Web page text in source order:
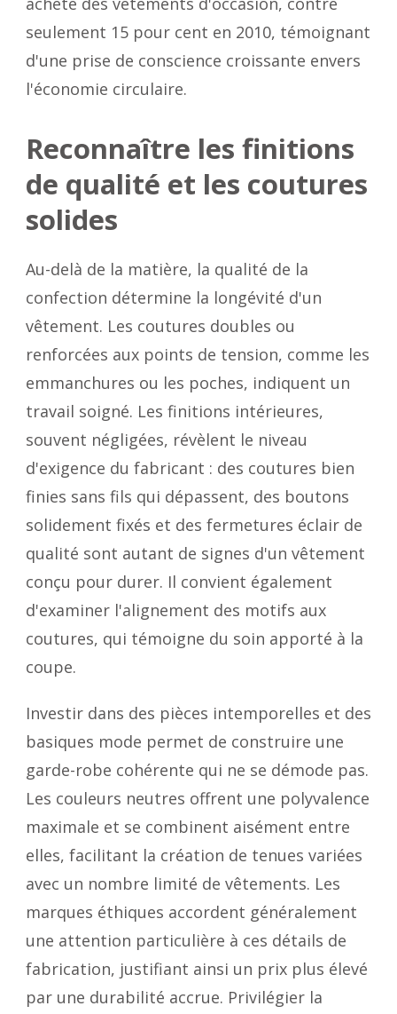
seulement 15 pour cent en 2010, témoignant
d'une prise de conscience croissante envers
l'économie circulaire.
Reconnaître les finitions
de qualité et les coutures
solides
Au-delà de la matière, la qualité de la
confection détermine la longévité d'un
vêtement. Les coutures doubles ou
renforcées aux points de tension, comme les
emmanchures ou les poches, indiquent un
travail soigné. Les finitions intérieures,
souvent négligées, révèlent le niveau
d'exigence du fabricant : des coutures bien
finies sans fils qui dépassent, des boutons
solidement fixés et des fermetures éclair de
qualité sont autant de signes d'un vêtement
conçu pour durer. Il convient également
d'examiner l'alignement des motifs aux
coutures, qui témoigne du soin apporté à la
coupe.
Investir dans des pièces intemporelles et des
basiques mode permet de construire une
garde-robe cohérente qui ne se démode pas.
Les couleurs neutres offrent une polyvalence
maximale et se combinent aisément entre
elles, facilitant la création de tenues variées
avec un nombre limité de vêtements. Les
marques éthiques accordent généralement
une attention particulière à ces détails de
fabrication, justifiant ainsi un prix plus élevé
par une durabilité accrue. Privilégier la